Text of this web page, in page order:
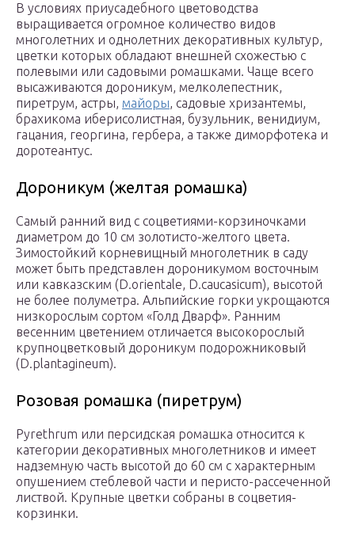
В условиях приусадебного цветоводства
выращивается огромное количество видов
многолетних и однолетних декоративных культур,
цветки которых обладают внешней схожестью с
полевыми или садовыми ромашками. Чаще всего
высаживаются дороникум, мелколепестник,
пиретрум, астры, майоры, садовые хризантемы,
брахикома иберисолистная, бузульник, венидиум,
гацания, георгина, гербера, а также диморфотека и
доротеантус.
Дороникум (желтая ромашка)
Самый ранний вид с соцветиями-корзиночками
диаметром до 10 см золотисто-желтого цвета.
Зимостойкий корневищный многолетник в саду
может быть представлен дороникумом восточным
или кавказским (D.orientale, D.caucasicum), высотой
не более полуметра. Альпийские горки укрощаются
низкорослым сортом «Голд Дварф». Ранним
весенним цветением отличается высокорослый
крупноцветковый дороникум подорожниковый
(D.plantagineum).
Розовая ромашка (пиретрум)
Рyrеthrum или персидская ромашка относится к
категории декоративных многолетников и имеет
надземную часть высотой до 60 см с характерным
опушением стеблевой части и перисто-рассеченной
листвой. Крупные цветки собраны в соцветия-
корзинки.